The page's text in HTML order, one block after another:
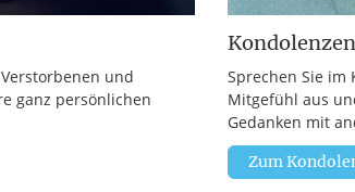
und
ganz persönlichen
Kondolenzen
Sprechen Sie
Mitgefühl aus
Gedanken mit
Zum